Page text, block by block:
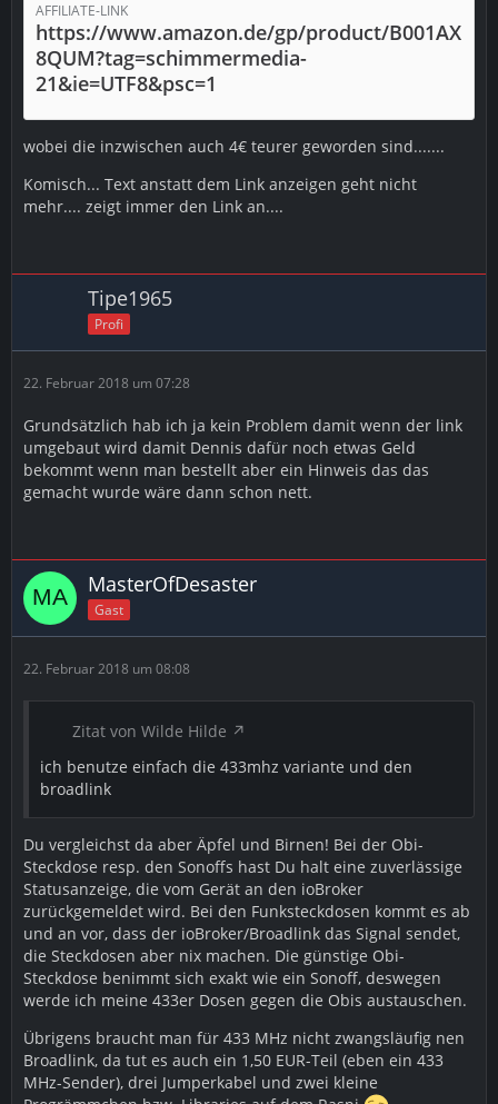
AFFILIATE-LINK
https://www.amazon.de/gp/product/B001AX
8QUM?tag=schimmermedia-
21&ie=UTF8&psc=1
wobei die inzwischen auch 4€ teurer geworden sind.......
Komisch... Text anstatt dem Link anzeigen geht nicht
mehr.... zeigt immer den Link an....
Tipe1965
Profi
22. Februar 2018 um 07:28
Grundsätzlich hab ich ja kein Problem damit wenn der link
umgebaut wird damit Dennis dafür noch etwas Geld
bekommt wenn man bestellt aber ein Hinweis das das
gemacht wurde wäre dann schon nett.
MasterOfDesaster
Gast
22. Februar 2018 um 08:08
Zitat von Wilde Hilde
ich benutze einfach die 433mhz variante und den
broadlink
Du vergleichst da aber Äpfel und Birnen! Bei der Obi-
Steckdose resp. den Sonoffs hast Du halt eine zuverlässige
Statusanzeige, die vom Gerät an den ioBroker
zurückgemeldet wird. Bei den Funksteckdosen kommt es ab
und an vor, dass der ioBroker/Broadlink das Signal sendet,
die Steckdosen aber nix machen. Die günstige Obi-
Steckdose benimmt sich exakt wie ein Sonoff, deswegen
werde ich meine 433er Dosen gegen die Obis austauschen.
Übrigens braucht man für 433 MHz nicht zwangsläufig nen
Broadlink, da tut es auch ein 1,50 EUR-Teil (eben ein 433
MHz-Sender), drei Jumperkabel und zwei kleine